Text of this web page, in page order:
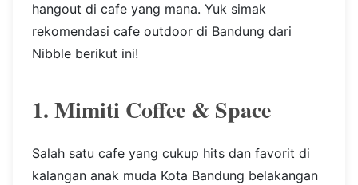
hangout di cafe yang mana. Yuk simak
rekomendasi cafe outdoor di Bandung dari
Nibble berikut ini!
1. Mimiti Coffee & Space
Salah satu cafe yang cukup hits dan favorit di
kalangan anak muda Kota Bandung belakangan